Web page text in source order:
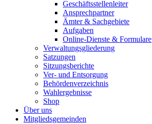
Geschäftsstellenleiter
Ansprechpartner
Ämter & Sachgebiete
Aufgaben
Online-Dienste & Formulare
Verwaltungsgliederung
Satzungen
Sitzungsberichte
Ver- und Entsorgung
Behördenverzeichnis
Wahlergebnisse
Shop
Über uns
Mitgliedsgemeinden